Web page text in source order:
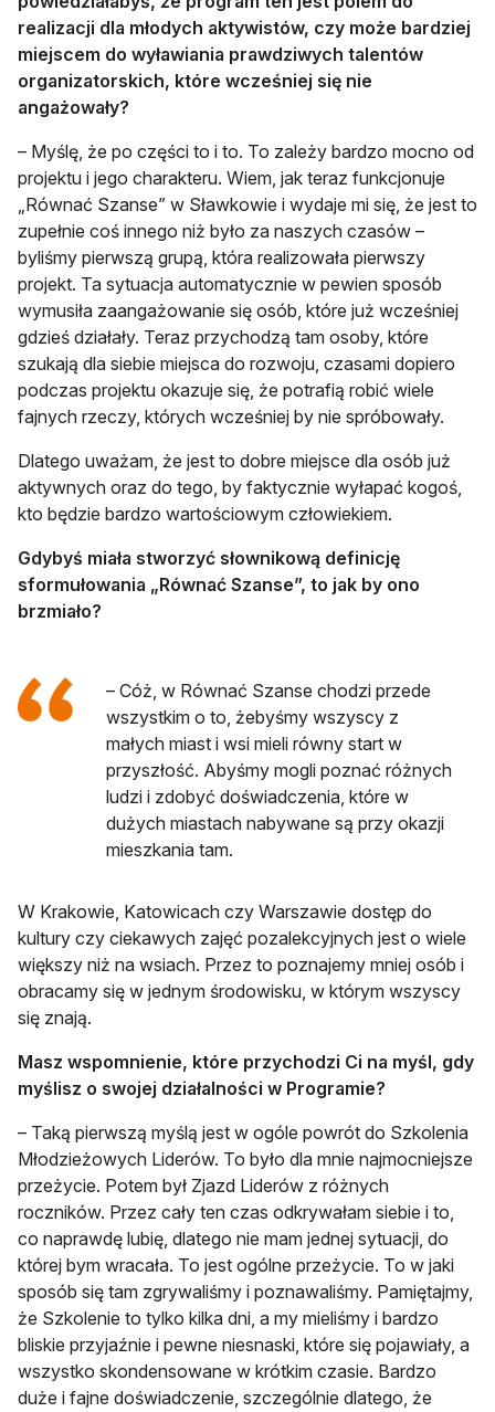
realizacji dla młodych aktywistów, czy może bardziej
miejscem do wyławiania prawdziwych talentów
organizatorskich, które wcześniej się nie
angażowały?
– Myślę, że po części to i to. To zależy bardzo mocno od
projektu i jego charakteru. Wiem, jak teraz funkcjonuje
„Równać Szanse” w Sławkowie i wydaje mi się, że jest to
zupełnie coś innego niż było za naszych czasów –
byliśmy pierwszą grupą, która realizowała pierwszy
projekt. Ta sytuacja automatycznie w pewien sposób
wymusiła zaangażowanie się osób, które już wcześniej
gdzieś działały. Teraz przychodzą tam osoby, które
szukają dla siebie miejsca do rozwoju, czasami dopiero
podczas projektu okazuje się, że potrafią robić wiele
fajnych rzeczy, których wcześniej by nie spróbowały.
Dlatego uważam, że jest to dobre miejsce dla osób już
aktywnych oraz do tego, by faktycznie wyłapać kogoś,
kto będzie bardzo wartościowym człowiekiem.
Gdybyś miała stworzyć słownikową definicję
sformułowania „Równać Szanse”, to jak by ono
brzmiało?
– Cóż, w Równać Szanse chodzi przede
wszystkim o to, żebyśmy wszyscy z
małych miast i wsi mieli równy start w
przyszłość. Abyśmy mogli poznać różnych
ludzi i zdobyć doświadczenia, które w
dużych miastach nabywane są przy okazji
mieszkania tam.
W Krakowie, Katowicach czy Warszawie dostęp do
kultury czy ciekawych zajęć pozalekcyjnych jest o wiele
większy niż na wsiach. Przez to poznajemy mniej osób i
obracamy się w jednym środowisku, w którym wszyscy
się znają.
Masz wspomnienie, które przychodzi Ci na myśl, gdy
myślisz o swojej działalności w Programie?
– Taką pierwszą myślą jest w ogóle powrót do Szkolenia
Młodzieżowych Liderów. To było dla mnie najmocniejsze
przeżycie. Potem był Zjazd Liderów z różnych
roczników. Przez cały ten czas odkrywałam siebie i to,
co naprawdę lubię, dlatego nie mam jednej sytuacji, do
której bym wracała. To jest ogólne przeżycie. To w jaki
sposób się tam zgrywaliśmy i poznawaliśmy. Pamiętajmy,
że Szkolenie to tylko kilka dni, a my mieliśmy i bardzo
bliskie przyjaźnie i pewne niesnaski, które się pojawiały, a
wszystko skondensowane w krótkim czasie. Bardzo
duże i fajne doświadczenie, szczególnie dlatego, że